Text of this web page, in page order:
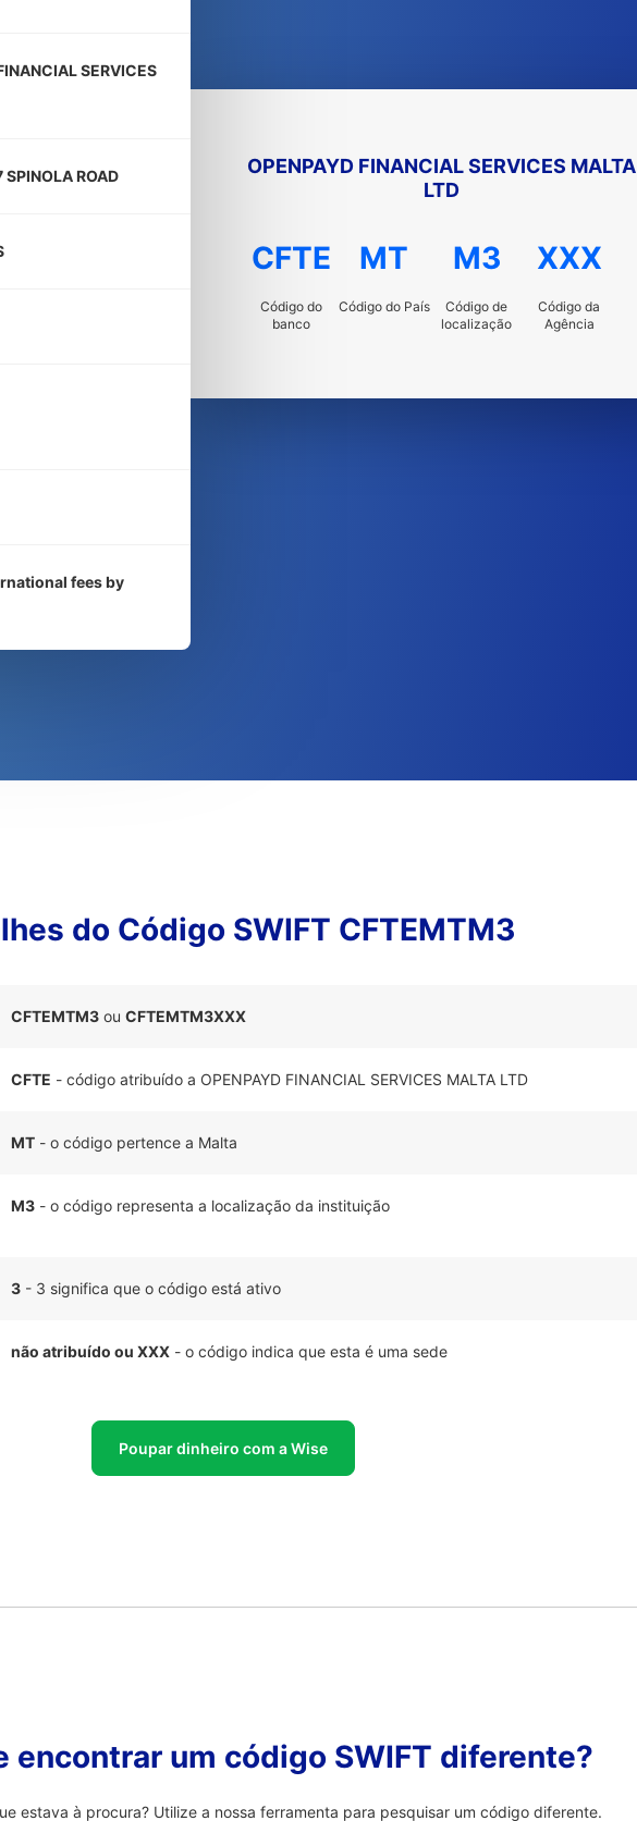
SERVICES
SPINOLA ROAD
fees by
OPENPAYD FINANCIAL SERVICES MALTA
LTD
CFTE
Código do
banco
MT
Código do País
M3
Código de
localização
XXX
Código da
Agência
do Código SWIFT CFTEMTM3
CFTEMTM3 ou CFTEMTM3XXX
CFTE - código atribuído a OPENPAYD FINANCIAL SERVICES MALTA LTD
MT - o código pertence a Malta
M3 - o código representa a localização da instituição
3 - 3 significa que o código está ativo
não atribuído ou XXX - o código indica que esta é uma sede
Poupar dinheiro com a Wise
encontrar um código SWIFT diferente?
estava à procura? Utilize a nossa ferramenta para pesquisar um código diferente.